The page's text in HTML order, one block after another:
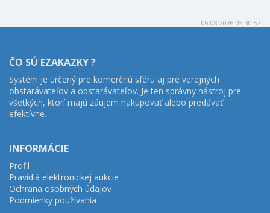
06.08.2026 05:30:57
ČO SÚ EZAKAZKY ?
Systém je určený pre komerčnú sféru aj pre verejných
obstarávateľov a obstarávateľov. Je ten správny nástroj pre
všetkých, ktorí majú záujem nakupovať alebo predávať
efektívne.
INFORMÁCIE
Profil
Pravidlá elektronickej aukcie
Ochrana osobných údajov
Podmienky používania